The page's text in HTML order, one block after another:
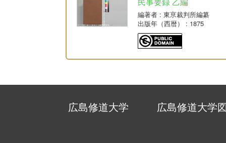
編著者 : 東亰裁判所編纂
出版年（西暦）
: 1875
広島修道大学 広島修道大学